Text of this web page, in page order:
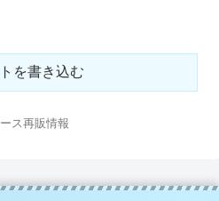
を書き込む
ス再販情報